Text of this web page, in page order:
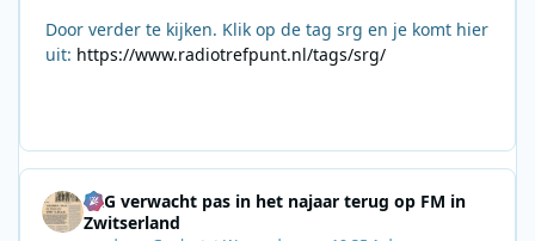
Door verder te kijken. Klik op de tag srg en je komt hier
uit: https://www.radiotrefpunt.nl/tags/srg/
SRG verwacht pas in het najaar terug op FM in
Zwitserland